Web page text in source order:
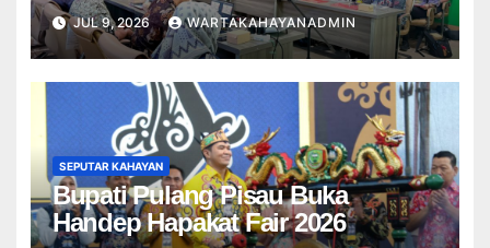
JUL 9, 2026 WARTAKAHAYANADMIN
SEPUTAR KAHAYAN
Bupati Pulang Pisau Buka
Handep Hapakat Fair 2026